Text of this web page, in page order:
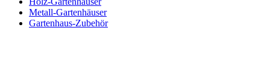
Metall-Gartenhäuser
Gartenhaus-Zubehör